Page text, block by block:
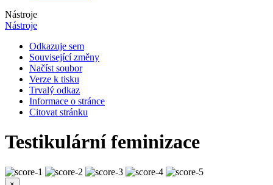
Nástroje
Nástroje
Odkazuje sem
Související změny
Načíst soubor
Verze k tisku
Trvalý odkaz
Informace o stránce
Citovat stránku
Testikulární feminizace